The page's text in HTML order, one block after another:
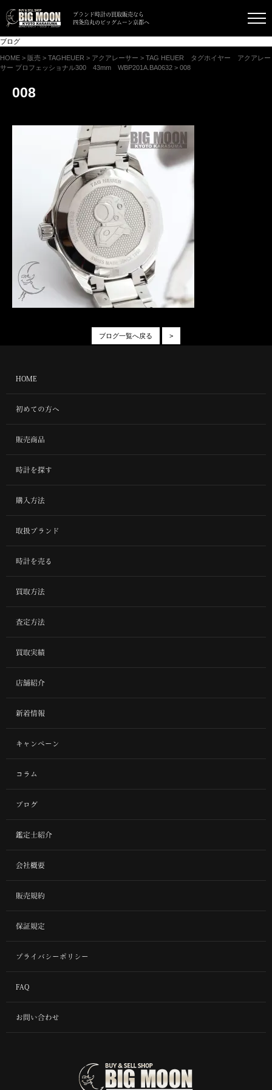
ブランド時計の買取販売なら
四条烏丸のビッグムーン京都へ
ブログ
HOME > 販売 > TAGHEUER > アクアレーサー > TAG HEUER タグホイヤー アクアレー
サー プロフェッショナル300 43mm WBP201A.BA0632 > 008
008
>
ブログ一覧へ戻る
HOME
初めての方へ
販売商品
時計を探す
購入方法
取扱ブランド
時計を売る
買取方法
査定方法
買取実績
店舗紹介
新着情報
キャンペーン
コラム
ブログ
鑑定士紹介
会社概要
販売規約
保証規定
プライバシーポリシー
FAQ
お問い合わせ